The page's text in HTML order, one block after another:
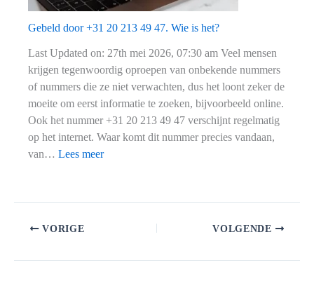
Gebeld door +31 20 213 49 47. Wie is het?
Last Updated on: 27th mei 2026, 07:30 am Veel mensen
krijgen tegenwoordig oproepen van onbekende nummers
of nummers die ze niet verwachten, dus het loont zeker de
moeite om eerst informatie te zoeken, bijvoorbeeld online.
Ook het nummer +31 20 213 49 47 verschijnt regelmatig
op het internet. Waar komt dit nummer precies vandaan,
van… Lees meer:
+31
VORIGE VOLGENDE